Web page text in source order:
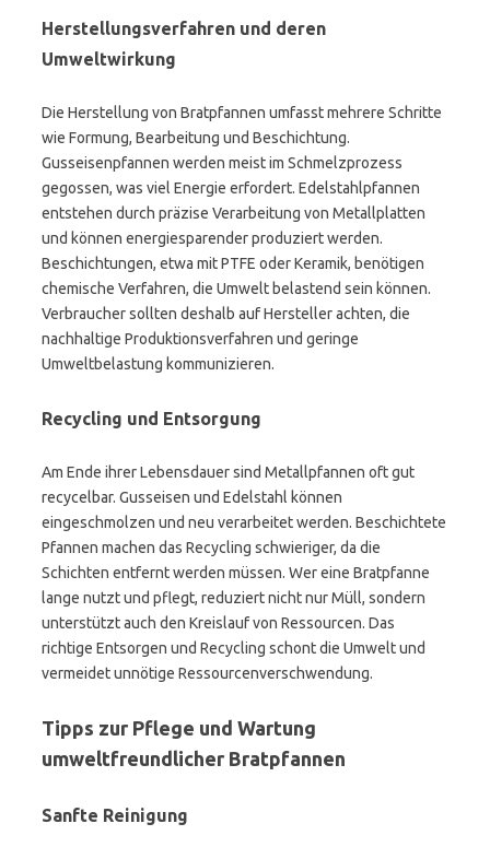
Herstellungsverfahren und deren
Umweltwirkung
Die Herstellung von Bratpfannen umfasst mehrere Schritte
wie Formung, Bearbeitung und Beschichtung.
Gusseisenpfannen werden meist im Schmelzprozess
gegossen, was viel Energie erfordert. Edelstahlpfannen
entstehen durch präzise Verarbeitung von Metallplatten
und können energiesparender produziert werden.
Beschichtungen, etwa mit PTFE oder Keramik, benötigen
chemische Verfahren, die Umwelt belastend sein können.
Verbraucher sollten deshalb auf Hersteller achten, die
nachhaltige Produktionsverfahren und geringe
Umweltbelastung kommunizieren.
Recycling und Entsorgung
Am Ende ihrer Lebensdauer sind Metallpfannen oft gut
recycelbar. Gusseisen und Edelstahl können
eingeschmolzen und neu verarbeitet werden. Beschichtete
Pfannen machen das Recycling schwieriger, da die
Schichten entfernt werden müssen. Wer eine Bratpfanne
lange nutzt und pflegt, reduziert nicht nur Müll, sondern
unterstützt auch den Kreislauf von Ressourcen. Das
richtige Entsorgen und Recycling schont die Umwelt und
vermeidet unnötige Ressourcenverschwendung.
Tipps zur Pflege und Wartung
umweltfreundlicher Bratpfannen
Sanfte Reinigung